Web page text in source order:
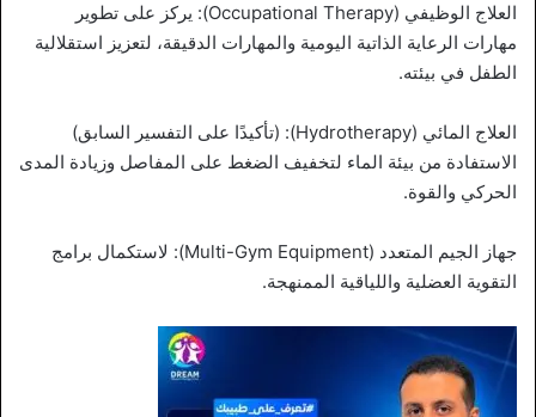
العلاج الوظيفي (Occupational Therapy): يركز على تطوير
مهارات الرعاية الذاتية اليومية والمهارات الدقيقة، لتعزيز استقلالية
الطفل في بيئته.
العلاج المائي (Hydrotherapy): (تأكيدًا على التفسير السابق)
الاستفادة من بيئة الماء لتخفيف الضغط على المفاصل وزيادة المدى
الحركي والقوة.
جهاز الجيم المتعدد (Multi-Gym Equipment): لاستكمال برامج
التقوية العضلية واللياقية الممنهجة.